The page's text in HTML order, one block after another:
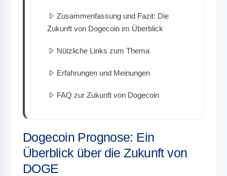
Zusammenfassung und Fazit: Die
Zukunft von Dogecoin im Überblick
Nützliche Links zum Thema
Erfahrungen und Meinungen
FAQ zur Zukunft von Dogecoin
Dogecoin Prognose: Ein
Überblick über die Zukunft von
DOGE